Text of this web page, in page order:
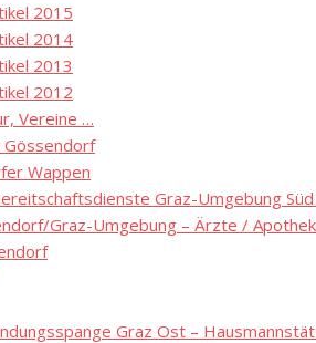
2015
2014
2013
2012
Vereine …
Gössendorf
Wappen
Graz-Umgebung
Graz-Umgebung – Ärzte /
Graz Ost –